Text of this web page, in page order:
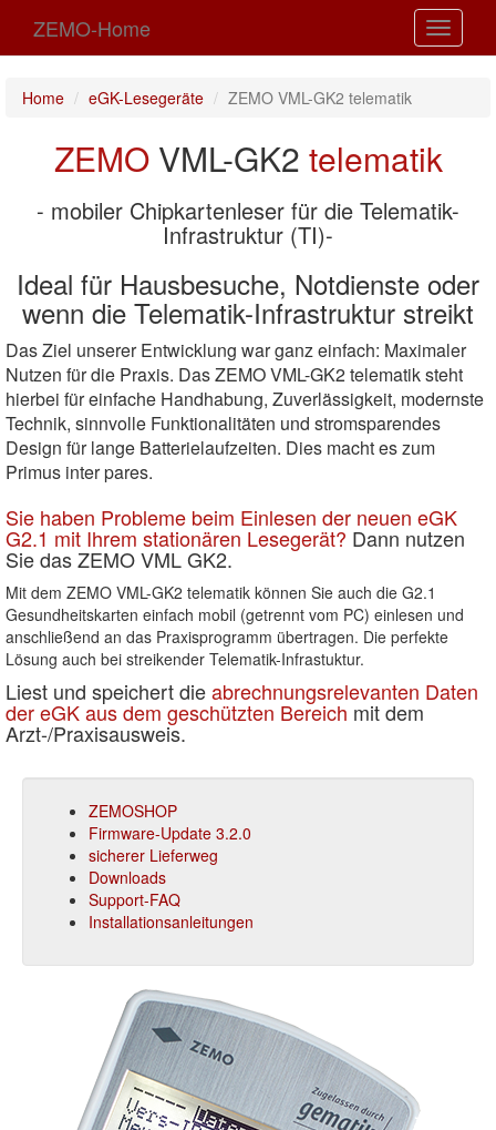
Toggle
ZEMO-Home
Home eGK-Lesegeräte ZEMO VML-GK2 telematik
ZEMOVML-GK2 telematik
- mobiler Chipkartenleser für die Telematik-
Infrastruktur (TI)-
Ideal für Hausbesuche, Notdienste oder
wenn die Telematik-Infrastruktur streikt
Das Ziel unserer Entwicklung war ganz einfach: Maximaler
Nutzen für die Praxis. Das ZEMO VML-GK2 telematik steht
hierbei für einfache Handhabung, Zuverlässigkeit, modernste
Technik, sinnvolle Funktionalitäten und stromsparendes
Design für lange Batterielaufzeiten. Dies macht es zum
Primus inter pares.
Sie haben Probleme beim Einlesen der neuen eGK
G2.1 mit Ihrem stationären Lesegerät? Dann nutzen
Sie das ZEMO VML GK2.
Mit dem ZEMO VML-GK2 telematik können Sie auch die G2.1
Gesundheitskarten einfach mobil (getrennt vom PC) einlesen und
anschließend an das Praxisprogramm übertragen. Die perfekte
Lösung auch bei streikender Telematik-Infrastuktur.
Liest und speichert dieabrechnungsrelevanten Daten
der eGK aus dem geschützten Bereich mit dem
Arzt-/Praxisausweis.
ZEMOSHOP
Firmware-Update 3.2.0
sicherer Lieferweg
Downloads
Support-FAQ
Installationsanleitungen